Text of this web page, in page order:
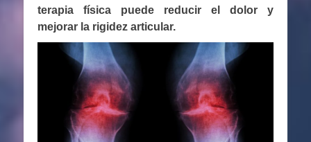
terapia física puede reducir el dolor y
mejorar la rigidez articular.